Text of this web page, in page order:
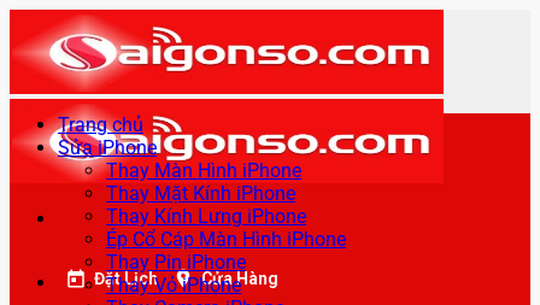
qua
nội
dung
Đặt Lịch Cửa Hàng
Trang chủ
Sửa iPhone
Thay Màn Hình iPhone
Thay Mặt Kính iPhone
Thay Kính Lưng iPhone
Ép Cổ Cáp Màn Hình iPhone
Thay Pin iPhone
Thay Vỏ iPhone